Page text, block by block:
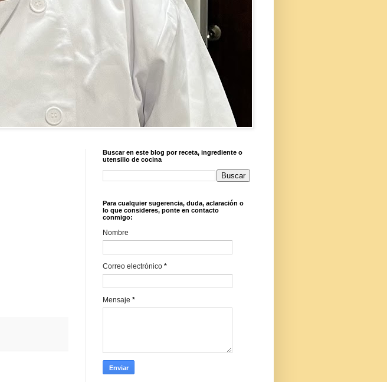
Buscar en este blog por receta, ingrediente o
utensilio de cocina
Para cualquier sugerencia, duda, aclaración o
lo que consideres, ponte en contacto
conmigo:
Nombre
Correo electrónico *
Mensaje *